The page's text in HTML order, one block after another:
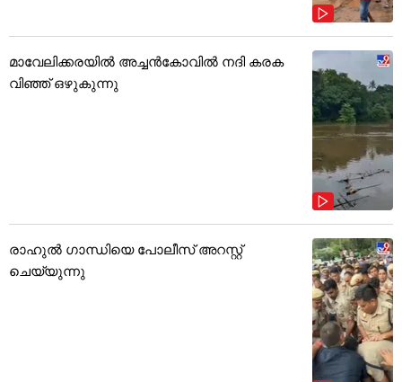
മാവേലിക്കരയിൽ അച്ചൻകോവിൽ നദി കരക
വിഞ്ഞ് ഒഴുകുന്നു
രാഹുൽ ഗാന്ധിയെ പോലീസ് അറസ്റ്റ്
ചെയ്യുന്നു